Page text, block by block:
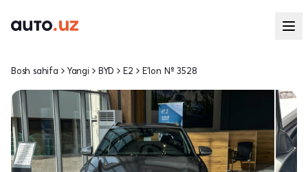
Bosh sahifa Yangi BYD E2 E'lon № 3528